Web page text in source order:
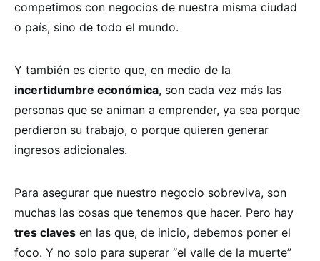
competimos con negocios de nuestra misma ciudad
o país, sino de todo el mundo.
Y también es cierto que, en medio de la
incertidumbre económica, son cada vez más las
personas que se animan a emprender, ya sea porque
perdieron su trabajo, o porque quieren generar
ingresos adicionales.
Para asegurar que nuestro negocio sobreviva, son
muchas las cosas que tenemos que hacer. Pero hay
tres claves en las que, de inicio, debemos poner el
foco. Y no solo para superar “el valle de la muerte”